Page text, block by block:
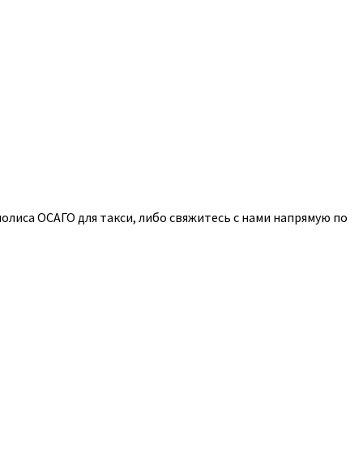
ОСАГО для такси, либо свяжитесь с нами напрямую по